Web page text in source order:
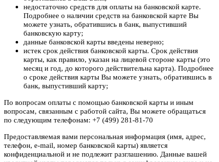
недостаточно средств для оплаты на банковской карте.
Подробнее о наличии средств на банковской карте Вы
можете узнать, обратившись в банк, выпустивший
банковскую карту;
данные банковской карты введены неверно;
истек срок действия банковской карты. Срок действия
карты, как правило, указан на лицевой стороне карты (это
месяц и год, до которого действительна карта). Подробнее
о сроке действия карты Вы можете узнать, обратившись в
банк, выпустивший карту;
По вопросам оплаты с помощью банковской карты и иным
вопросам, связанным с работой сайта, Вы можете обращаться
по следующим телефонам: +7 (499) 281-81-70
Предоставляемая вами персональная информация (имя, адрес,
телефон, e-mail, номер банковской карты) является
конфиденциальной и не подлежит разглашению. Данные вашей